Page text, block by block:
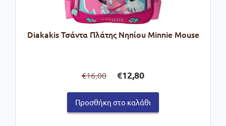
Diakakis Τσάντα Πλάτης Νηπίου Minnie Mouse
€16,00
price
was:
€16,00.
€12,80τρέχουσα
τιμή
είναι:
€12,80.
Προσθήκη στο καλάθι